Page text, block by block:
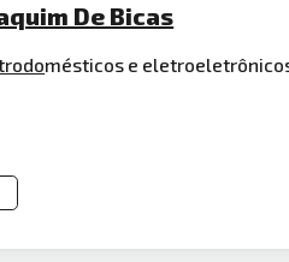
De Bicas
mésticos e